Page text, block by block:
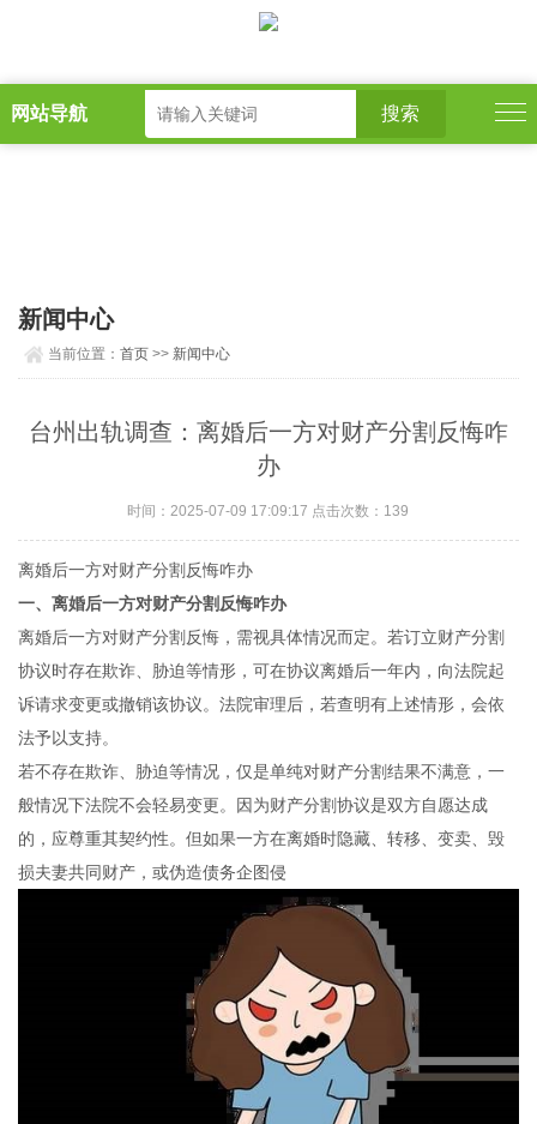
网站导航
新闻中心
当前位置：首页 >> 新闻中心
台州出轨调查：离婚后一方对财产分割反悔咋
办
时间：2025-07-09 17:09:17 点击次数：139
离婚后一方对财产分割反悔咋办
一、离婚后一方对财产分割反悔咋办
离婚后一方对财产分割反悔，需视具体情况而定。若订立财产分割
协议时存在欺诈、胁迫等情形，可在协议离婚后一年内，向法院起
诉请求变更或撤销该协议。法院审理后，若查明有上述情形，会依
法予以支持。
若不存在欺诈、胁迫等情况，仅是单纯对财产分割结果不满意，一
般情况下法院不会轻易变更。因为财产分割协议是双方自愿达成
的，应尊重其契约性。但如果一方在离婚时隐藏、转移、变卖、毁
损夫妻共同财产，或伪造债务企图侵